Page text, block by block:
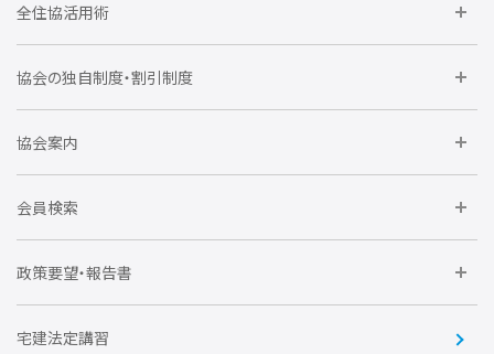
全住協活用術
委員会に参加しよう
要望活動に参加しよう
協会の独自制度・割引制度
住宅瑕疵担保責任保険割引制度
全住協NET
不動産後見アドバイザー資格講習
会
全住協ビジネスショップ
協会案内
運営組織
トライアル会員制度
会員検索
企業会員
賛助会員
政策要望・報告書
住宅・土地税制改正要望
宅建法定講習